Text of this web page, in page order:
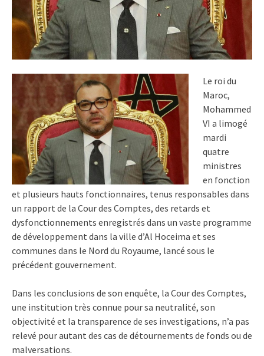
Le roi du
Maroc,
Mohammed
VI a limogé
mardi
quatre
ministres
en fonction
et plusieurs hauts fonctionnaires, tenus responsables dans
un rapport de la Cour des Comptes, des retards et
dysfonctionnements enregistrés dans un vaste programme
de développement dans la ville d’Al Hoceima et ses
communes dans le Nord du Royaume, lancé sous le
précédent gouvernement.
Dans les conclusions de son enquête, la Cour des Comptes,
une institution très connue pour sa neutralité, son
objectivité et la transparence de ses investigations, n’a pas
relevé pour autant des cas de détournements de fonds ou de
malversations.